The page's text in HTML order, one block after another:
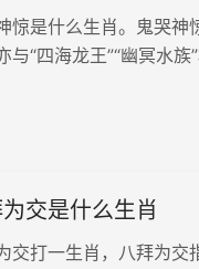
惊是什么生肖。鬼哭
与“四海龙王”“幽冥水
交是什么生肖
交打一生肖，八拜为交